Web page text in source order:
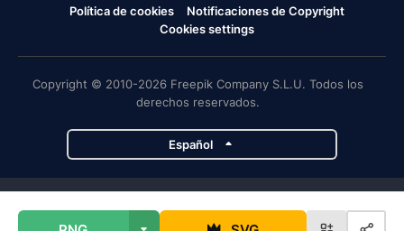
Política de cookies
Notificaciones de Copyright
Cookies settings
Copyright © 2010-2026 Freepik Company S.L.U. Todos los
derechos reservados.
Español